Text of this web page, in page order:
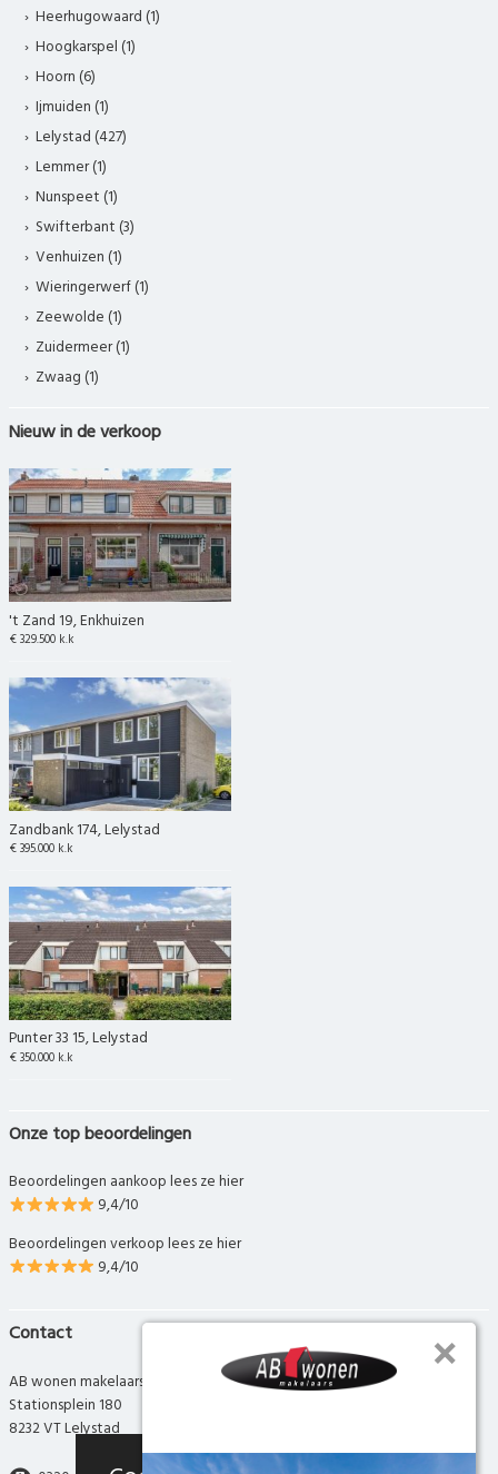
Heerhugowaard (1)
Hoogkarspel (1)
Hoorn (6)
Ijmuiden (1)
Lelystad (427)
Lemmer (1)
Nunspeet (1)
Swifterbant (3)
Venhuizen (1)
Wieringerwerf (1)
Zeewolde (1)
Zuidermeer (1)
Zwaag (1)
Nieuw in de verkoop
't Zand 19, Enkhuizen
€ 329.500 k.k
Zandbank 174, Lelystad
€ 395.000 k.k
Punter 33 15, Lelystad
€ 350.000 k.k
Onze top beoordelingen
Beoordelingen aankoop lees ze hier
9,4/10
Beoordelingen verkoop lees ze hier
9,4/10
Contact
AB wonen makelaars
Stationsplein 180
8232 VT Lelystad